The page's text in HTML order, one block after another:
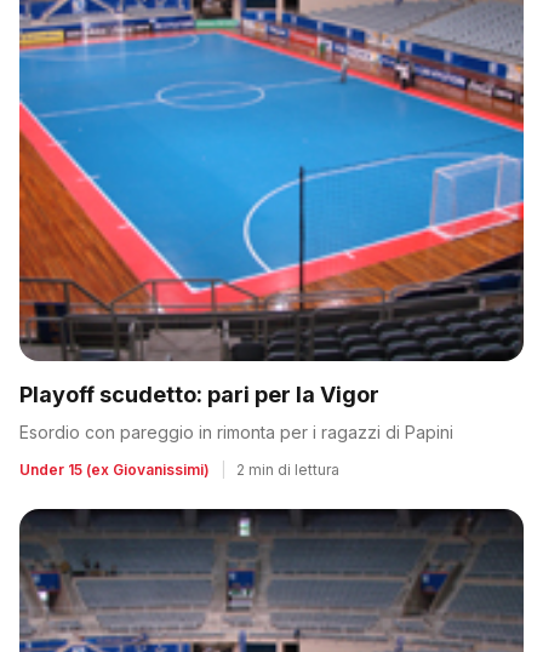
Playoff scudetto: pari per la Vigor
Esordio con pareggio in rimonta per i ragazzi di Papini
Under 15 (ex Giovanissimi) 2 min di lettura